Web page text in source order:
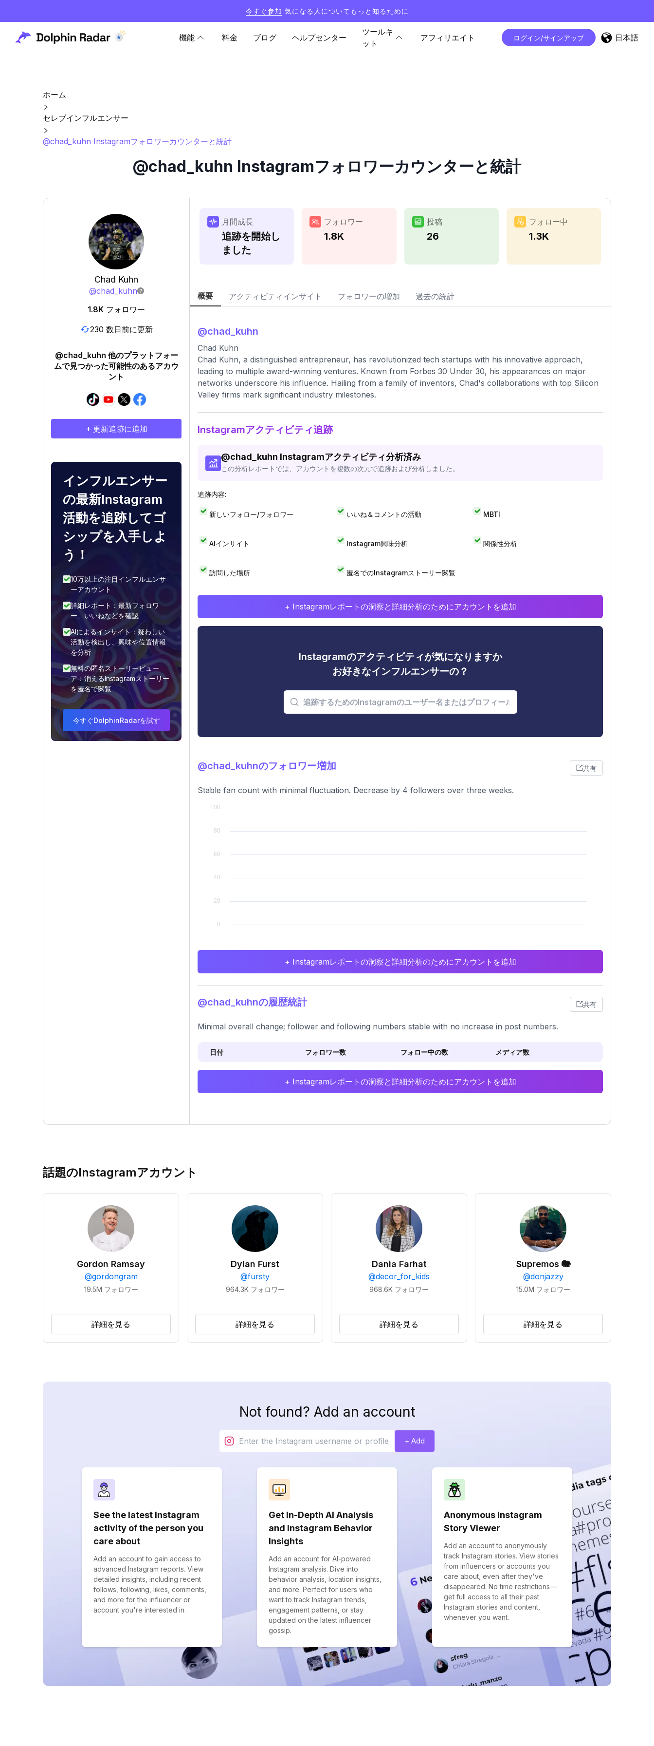
今すぐ参加 気になる人についてもっと知るために
機能 料金 ブログ ヘルプセンター
ツールキ
ット
アフィリエイト ログイン/サインアップ 日本語
ホーム
セレブインフルエンサー
@chad_kuhn Instagramフォロワーカウンターと統計
@chad_kuhn Instagramフォロワーカウンターと統計
Chad Kuhn
@chad_kuhn
1.8K フォロワー
230 数日前に更新
@chad_kuhn 他のプラットフォー
ムで見つかった可能性のあるアカウ
ント
+ 更新追跡に追加
インフルエンサー
の最新Instagram
活動を追跡してゴ
シップを入手しよ
う！
10万以上の注目インフルエンサ
ーアカウント
詳細レポート：最新フォロワ
ー、いいねなどを確認
AIによるインサイト：疑わしい
活動を検出し、興味や位置情報
を分析
無料の匿名ストーリービュー
ア：消えるInstagramストーリー
を匿名で閲覧
今すぐDolphinRadarを試す
月間成長
追跡を開始し
ました
フォロワー
1.8K
投稿
26
フォロー中
1.3K
概要 アクティビティインサイト フォロワーの増加 過去の統計
@chad_kuhn
Chad Kuhn
Chad Kuhn, a distinguished entrepreneur, has revolutionized tech startups with his innovative approach,
leading to multiple award-winning ventures. Known from Forbes 30 Under 30, his appearances on major
networks underscore his influence. Hailing from a family of inventors, Chad's collaborations with top Silicon
Valley firms mark significant industry milestones.
Instagramアクティビティ追跡
@chad_kuhn Instagramアクティビティ分析済み
この分析レポートでは、アカウントを複数の次元で追跡および分析しました。
追跡内容:
新しいフォロー/フォロワー いいね＆コメントの活動 MBTI
AIインサイト Instagram興味分析 関係性分析
訪問した場所 匿名でのInstagramストーリー閲覧
+ Instagramレポートの洞察と詳細分析のためにアカウントを追加
Instagramのアクティビティが気になりますか
お好きなインフルエンサーの？
@chad_kuhnのフォロワー増加 共有
Stable fan count with minimal fluctuation. Decrease by 4 followers over three weeks.
+ Instagramレポートの洞察と詳細分析のためにアカウントを追加
@chad_kuhnの履歴統計 共有
Minimal overall change; follower and following numbers stable with no increase in post numbers.
日付 フォロワー数 フォロー中の数 メディア数
+ Instagramレポートの洞察と詳細分析のためにアカウントを追加
話題のInstagramアカウント
Gordon Ramsay
@gordongram
19.5M フォロワー
詳細を見る
Dylan Furst
@fursty
964.3K フォロワー
詳細を見る
Dania Farhat
@decor_for_kids
968.6K フォロワー
詳細を見る
Supremos 🐘
@donjazzy
15.0M フォロワー
詳細を見る
Not found? Add an account
+ Add
See the latest Instagram
activity of the person you
care about
Add an account to gain access to
advanced Instagram reports. View
detailed insights, including recent
follows, following, likes, comments,
and more for the influencer or
account you're interested in.
Get In-Depth AI Analysis
and Instagram Behavior
Insights
Add an account for AI-powered
Instagram analysis. Dive into
behavior analysis, location insights,
and more. Perfect for users who
want to track Instagram trends,
engagement patterns, or stay
updated on the latest influencer
gossip.
Anonymous Instagram
Story Viewer
Add an account to anonymously
track Instagram stories. View stories
from influencers or accounts you
care about, even after they've
disappeared. No time restrictions—
get full access to all their past
Instagram stories and content,
whenever you want.